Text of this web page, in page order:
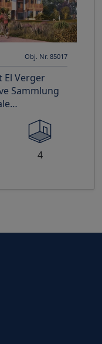
Obj. Nr. 85017
Verger
Sammlung
die Ruhe
4